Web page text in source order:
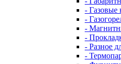
- Газовые
-
-
-
- Разное
-